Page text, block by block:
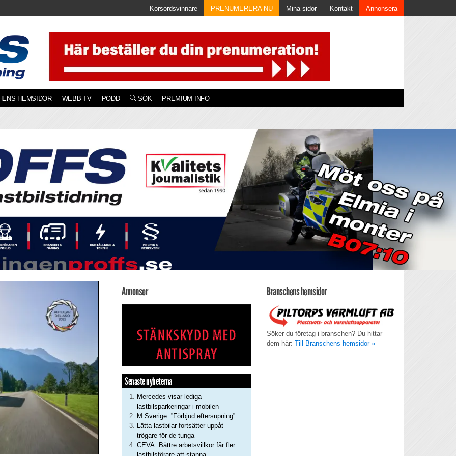
Korsordsvinnare PRENUMERERA NU Mina sidor Kontakt Annonsera
HEMSIDOR WEBB-TV PODD SÖK PREMIUM INFO
Annonser
Senaste nyheterna
Mercedes visar lediga
lastbilsparkeringar i mobilen
M Sverige: ”Förbjud eftersupning”
Lätta lastbilar fortsätter uppåt –
trögare för de tunga
CEVA: Bättre arbetsvillkor får fler
Branschens hemsidor
Söker du företag i branschen? Du hittar
dem här: Till Branschens hemsidor »